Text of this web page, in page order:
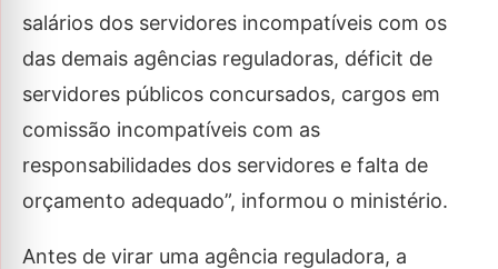
salários dos servidores incompatíveis com os
das demais agências reguladoras, déficit de
servidores públicos concursados, cargos em
comissão incompatíveis com as
responsabilidades dos servidores e falta de
orçamento adequado”, informou o ministério.
Antes de virar uma agência reguladora, a